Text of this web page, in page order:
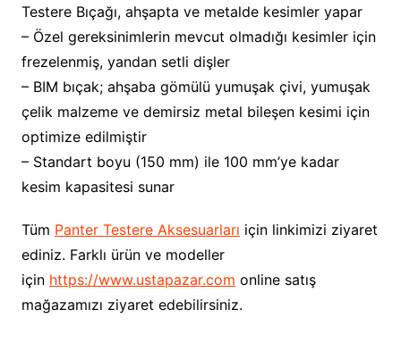
Testere Bıçağı, ahşapta ve metalde kesimler yapar
– Özel gereksinimlerin mevcut olmadığı kesimler için
frezelenmiş, yandan setli dişler
– BIM bıçak; ahşaba gömülü yumuşak çivi, yumuşak
çelik malzeme ve demirsiz metal bileşen kesimi için
optimize edilmiştir
– Standart boyu (150 mm) ile 100 mm’ye kadar
kesim kapasitesi sunar
Tüm Panter Testere Aksesuarları için linkimizi ziyaret
ediniz. Farklı ürün ve modeller
için https://www.ustapazar.com online satış
mağazamızı ziyaret edebilirsiniz.